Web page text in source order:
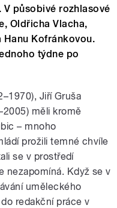
působivé rozhlasové
Oldřicha Vlacha,
Hanu Kofránkovou.
týdne po
Jiří Gruša
měli kromě
– mnoho
prožili temné chvíle
se v prostředí
nezapomíná. Když se v
uměleckého
redakční práce v